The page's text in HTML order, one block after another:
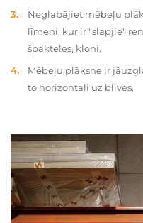
Neglabājiet mēbeļu
līmeni, kur ir "slapjie"
špakteles, kloni.
Mēbeļu plāksne ir
to horizontāli uz blīves.